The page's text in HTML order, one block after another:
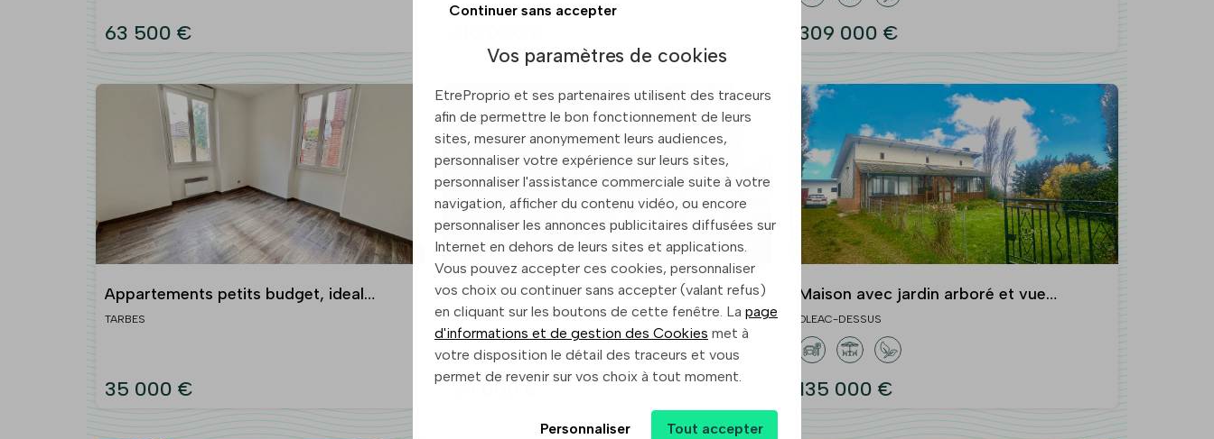
63 500 € 309 000 €
Appartements petits budget, ideal
premier achat ou locatif
TARBES
35 000 €
Vente plusieurs lots dans un immeuble
TARBES
34 000 €
Maison avec jardin arboré et vue
dégagée à Oleac-Dessus. EN VIDEO
OLEAC-DESSUS
135 000 €
Continuer sans accepter
Vos paramètres de cookies
EtreProprio et ses partenaires utilisent des traceurs
afin de permettre le bon fonctionnement de leurs
sites, mesurer anonymement leurs audiences,
personnaliser votre expérience sur leurs sites,
personnaliser l'assistance commerciale suite à votre
navigation, afficher du contenu vidéo, ou encore
personnaliser les annonces publicitaires diffusées sur
Internet en dehors de leurs sites et applications.
Vous pouvez accepter ces cookies, personnaliser
vos choix ou continuer sans accepter (valant refus)
en cliquant sur les boutons de cette fenêtre. La page
d'informations et de gestion des Cookies met à
votre disposition le détail des traceurs et vous
permet de revenir sur vos choix à tout moment.
Personnaliser Tout accepter